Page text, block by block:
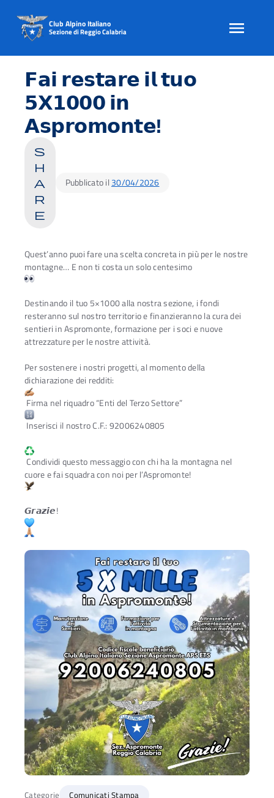
content
Club Alpino Italiano
Sezione di Reggio Calabria
𝗙𝗮𝗶 𝗿𝗲𝘀𝘁𝗮𝗿𝗲 𝗶𝗹 𝘁𝘂𝗼
𝟱𝗫𝟭𝟬𝟬𝟬 𝗶𝗻
𝗔𝘀𝗽𝗿𝗼𝗺𝗼𝗻𝘁𝗲!
s
h
a
r
e
Pubblicato il 30/04/2026
Quest’anno puoi fare una scelta concreta in più per le nostre
montagne… E non ti costa un solo centesimo
Destinando il tuo 5×1000 alla nostra sezione, i fondi
resteranno sul nostro territorio e finanzieranno la cura dei
sentieri in Aspromonte, formazione per i soci e nuove
attrezzature per le nostre attività.
Per sostenere i nostri progetti, al momento della
dichiarazione dei redditi:
Firma nel riquadro “Enti del Terzo Settore”
Inserisci il nostro C.F.: 92006240805
Condividi questo messaggio con chi ha la montagna nel
cuore e fai squadra con noi per l’Aspromonte!
𝙂𝙧𝙖𝙯𝙞𝙚!
Categorie Comunicati Stampa